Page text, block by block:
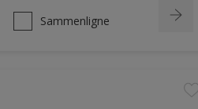
Sammenligne